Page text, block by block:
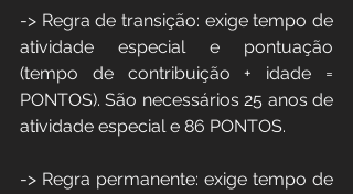
-> Regra de transição: exige tempo de
atividade especial e pontuação
(tempo de contribuição + idade =
PONTOS). São necessários 25 anos de
atividade especial e 86 PONTOS.
-> Regra permanente: exige tempo de